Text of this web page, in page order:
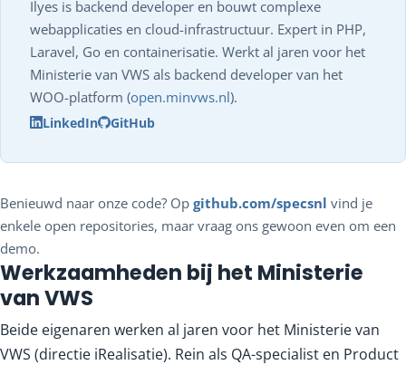
Ilyes is backend developer en bouwt complexe
webapplicaties en cloud-infrastructuur. Expert in PHP,
Laravel, Go en containerisatie. Werkt al jaren voor het
Ministerie van VWS als backend developer van het
WOO-platform (open.minvws.nl).
LinkedIn GitHub
Benieuwd naar onze code? Op github.com/specsnl vind je
enkele open repositories, maar vraag ons gewoon even om een
demo.
Werkzaamheden bij het Ministerie
van VWS
Beide eigenaren werken al jaren voor het Ministerie van
VWS (directie iRealisatie). Rein als QA-specialist en Product